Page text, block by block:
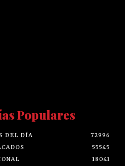
Populares
DEL DÍA
72996
55545
18041